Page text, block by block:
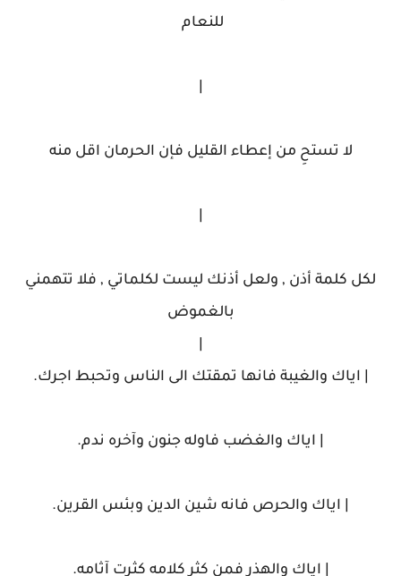
للنعام
لا تستحِ من إعطاء القليل فإن الحرمان اقل منه
لكل كلمة أذن , ولعل أذنك ليست لكلماتي , فلا تتهمني
بالغموض
| اياك والغيبة فانها تمقتك الى الناس وتحبط اجرك.
| اياك والغضب فاوله جنون وآخره ندم.
| اياك والحرص فانه شين الدين وبئس القرين.
| اياك والهذر فمن كثر كلامه كثرت آثامه.